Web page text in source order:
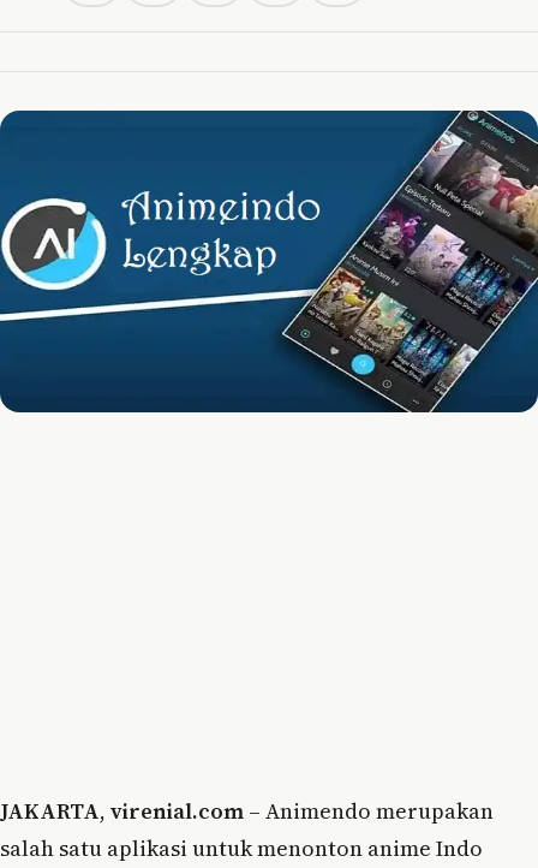
JAKARTA, virenial.com – Animendo merupakan
salah satu aplikasi untuk menonton anime Indo